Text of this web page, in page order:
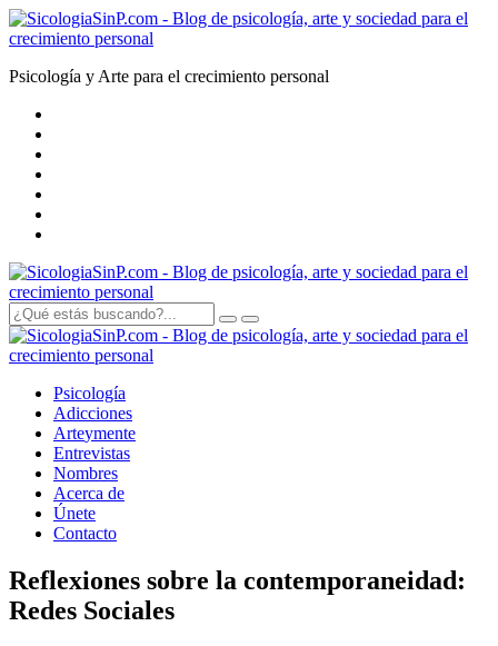
Psicología y Arte para el crecimiento personal
Psicología
Adicciones
Arteymente
Entrevistas
Nombres
Acerca de
Únete
Contacto
Reflexiones sobre la contemporaneidad:
Redes Sociales